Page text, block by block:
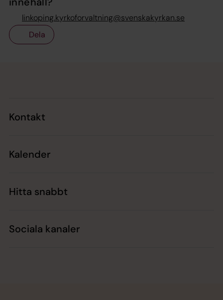
linkoping.kyrkoforvaltning@svenskakyrkan.se
Dela
Kontakt
Kalender
Hitta snabbt
Sociala kanaler